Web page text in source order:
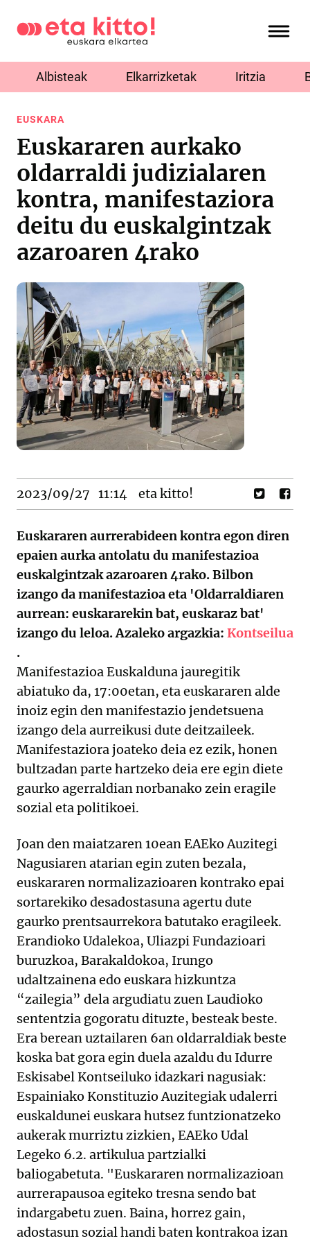
Albisteak Elkarrizketak Iritzia
EUSKARA
Euskararen aurkako
oldarraldi judizialaren
kontra, manifestaziora
deitu du euskalgintzak
azaroaren 4rako
2023/09/27 11:14 eta kitto!
Euskararen aurrerabideen kontra egon diren
epaien aurka antolatu du manifestazioa
euskalgintzak azaroaren 4rako. Bilbon
izango da manifestazioa eta 'Oldarraldiaren
aurrean: euskararekin bat, euskaraz bat'
izango du leloa. Azaleko argazkia: Kontseilua
.
Manifestazioa Euskalduna jauregitik
abiatuko da, 17:00etan, eta euskararen alde
inoiz egin den manifestazio jendetsuena
izango dela aurreikusi dute deitzaileek.
Manifestaziora joateko deia ez ezik, honen
bultzadan parte hartzeko deia ere egin diete
gaurko agerraldian norbanako zein eragile
sozial eta politikoei.
Joan den maiatzaren 10ean EAEko Auzitegi
Nagusiaren atarian egin zuten bezala,
euskararen normalizazioaren kontrako epai
sortarekiko desadostasuna agertu dute
gaurko prentsaurrekora batutako eragileek.
Erandioko Udalekoa, Uliazpi Fundazioari
buruzkoa, Barakaldokoa, Irungo
udaltzainena edo euskara hizkuntza
“zailegia” dela argudiatu zuen Laudioko
sententzia gogoratu dituzte, besteak beste.
Era berean uztailaren 6an oldarraldiak beste
koska bat gora egin duela azaldu du Idurre
Eskisabel Kontseiluko idazkari nagusiak:
Espainiako Konstituzio Auzitegiak udalerri
euskaldunei euskara hutsez funtzionatzeko
aukerak murriztu zizkien, EAEko Udal
Legeko 6.2. artikulua partzialki
baliogabetuta. "Euskararen normalizazioan
aurrerapausoa egiteko tresna sendo bat
indargabetu zuen. Baina, horrez gain,
adostasun sozial handi baten kontrakoa izan